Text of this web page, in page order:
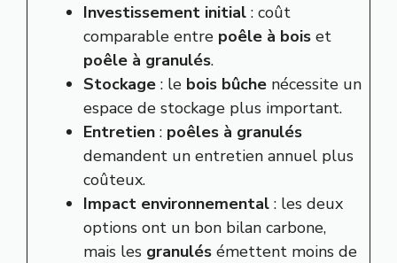
Investissement initial : coût
comparable entre poêle à bois et
poêle à granulés.
Stockage : le bois bûche nécessite un
espace de stockage plus important.
Entretien : poêles à granulés
demandent un entretien annuel plus
coûteux.
Impact environnemental : les deux
options ont un bon bilan carbone,
mais les granulés émettent moins de